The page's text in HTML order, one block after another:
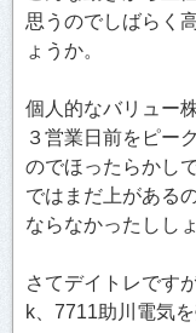
思うのでしばらく
ょうか。
個人的なバリュー
３営業日前をピー
のでほったらかし
ではまだ上がある
ならなかったしし
さてデイトレです
k、7711助川電気